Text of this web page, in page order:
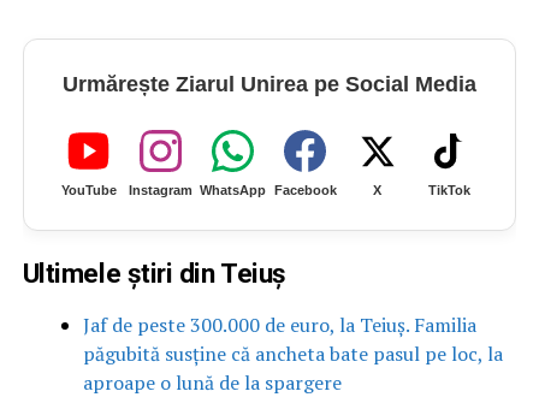
Urmărește Ziarul Unirea pe Social Media
YouTube Instagram WhatsApp Facebook X TikTok
Ultimele știri din Teiuș
Jaf de peste 300.000 de euro, la Teiuș. Familia
păgubită susține că ancheta bate pasul pe loc, la
aproape o lună de la spargere